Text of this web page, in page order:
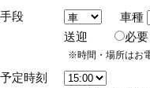
段
車種
送迎
※時間・場所はお
定時刻